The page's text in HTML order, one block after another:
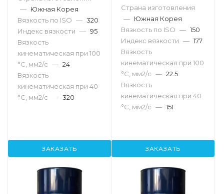
— Южная Корея
Вязкость по ISO — 320
Индекс вязкости — 95
Вязкость
кинематическая при 100
°С, мм2/с — 24
Вязкость
кинематическая при 40
°С, мм2/с — 320
ЗАКАЗАТЬ
Страна изготовления
— Южная Корея
Вязкость по ISO — 150
Индекс вязкости — 177
Вязкость
кинематическая при 100
°С, мм2/с — 22.5
Вязкость
кинематическая при 40
°С, мм2/с — 151
ЗАКАЗАТЬ